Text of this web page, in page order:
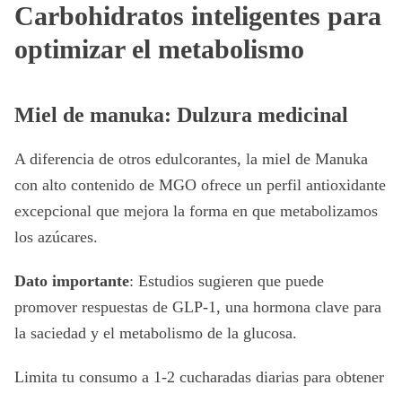
Carbohidratos inteligentes para
optimizar el metabolismo
Miel de manuka: Dulzura medicinal
A diferencia de otros edulcorantes, la miel de Manuka
con alto contenido de MGO ofrece un perfil antioxidante
excepcional que mejora la forma en que metabolizamos
los azúcares.
Dato importante: Estudios sugieren que puede
promover respuestas de GLP-1, una hormona clave para
la saciedad y el metabolismo de la glucosa.
Limita tu consumo a 1-2 cucharadas diarias para obtener